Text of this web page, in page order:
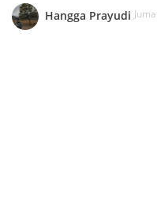
Hangga Prayudi